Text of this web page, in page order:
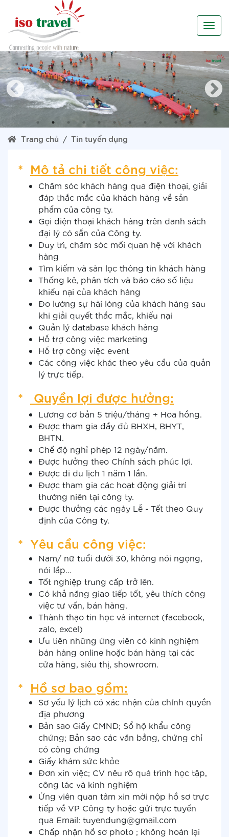
Trang chủ Tin tuyển dụng
* Mô tả chi tiết công việc:
Chăm sóc khách hàng qua điện thoại, giải
đáp thắc mắc của khách hàng về sản
phẩm của công ty.
Gọi điện thoại khách hàng trên danh sách
đại lý có sẵn của Công ty.
Duy trì, chăm sóc mối quan hệ với khách
hàng
Tìm kiếm và sàn lọc thông tin khách hàng
Thống kê, phân tích và báo cáo số liệu
khiếu nại của khách hàng
Đo lường sự hài lòng của khách hàng sau
khi giải quyết thắc mắc, khiếu nại
Quản lý database khách hàng
Hỗ trợ công việc marketing
Hỗ trợ công việc event
Các công việc khác theo yêu cầu của quản
lý trực tiếp.
* Quyền lợi được hưởng:
Lương cơ bản 5 triệu/tháng + Hoa hồng.
Được tham gia đầy đủ BHXH, BHYT,
BHTN.
Chế độ nghỉ phép 12 ngày/năm.
Được hưởng theo Chính sách phúc lợi.
Được đi du lịch 1 năm 1 lần.
Được tham gia các hoạt động giải trí
thường niên tại công ty.
Được thưởng các ngày Lễ - Tết theo Quy
định của Công ty.
* Yêu cầu công việc:
Nam/ nữ tuổi dưới 30, không nói ngọng,
nói lắp…
Tốt nghiệp trung cấp trở lên.
Có khả năng giao tiếp tốt, yêu thích công
việc tư vấn, bán hàng.
Thành thạo tin học và internet (facebook,
zalo, excel)
Ưu tiên những ứng viên có kinh nghiệm
bán hàng online hoặc bán hàng tại các
cửa hàng, siêu thị, showroom.
* Hồ sơ bao gồm:
Sơ yếu lý lịch có xác nhận của chính quyền
địa phương
Bản sao Giấy CMND; Sổ hộ khẩu công
chứng; Bản sao các văn bằng, chứng chỉ
có công chứng
Giấy khám sức khỏe
Đơn xin việc; CV nêu rõ quá trình học tập,
công tác và kinh nghiệm
Ứng viên quan tâm xin mời nộp hồ sơ trực
tiếp về VP Công ty hoặc gửi trực tuyến
qua Email: tuyendung@gmail.com
Chấp nhận hồ sơ photo ; không hoàn lại